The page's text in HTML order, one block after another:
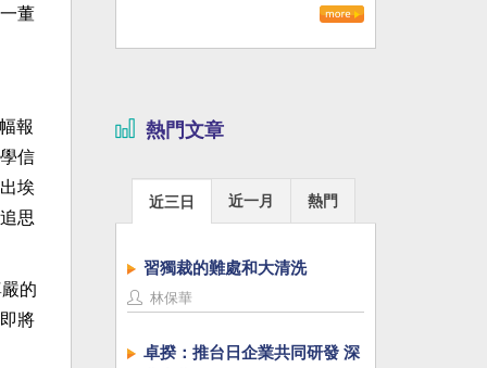
董
報
信
埃
思
的
將
熱門文章
近三日 近一月 熱門
習獨裁的難處和大清洗
林保華
卓揆：推台日企業共同研發 深